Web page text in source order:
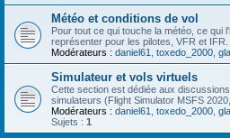
Météo et conditions de vol
Pour tout ce qui touche la météo, ce qui
représenter pour les pilotes, VFR et IFR.
Modérateurs : daniel61 toxedo_2000
Simulateur et vols virtuels
Cette section est dédiée aux
simulateurs (Flight Simulator MSFS
Modérateurs : daniel61 toxedo_2000
Sujets : 1